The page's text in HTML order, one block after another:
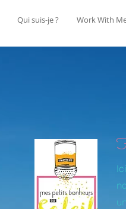
Qui suis-je ? Work With